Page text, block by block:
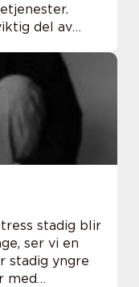
del av
stadig blir
ser vi en
stadig yngre
med